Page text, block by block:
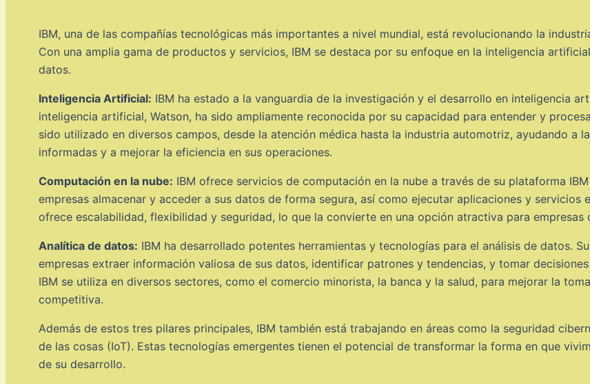
IBM, una de las compañías tecnológicas más importantes a nivel mundial, está revolucionando la
Con una amplia gama de productos y servicios, IBM se destaca por su enfoque en la inteligencia
datos.
Inteligencia Artificial: IBM ha estado a la vanguardia de la investigación y el desarrollo en inteligencia
inteligencia artificial, Watson, ha sido ampliamente reconocida por su capacidad para entender y
sido utilizado en diversos campos, desde la atención médica hasta la industria automotriz, ayudando a
informadas y a mejorar la eficiencia en sus operaciones.
Computación en la nube: IBM ofrece servicios de computación en la nube a través de su plataforma
empresas almacenar y acceder a sus datos de forma segura, así como ejecutar aplicaciones y servicios
ofrece escalabilidad, flexibilidad y seguridad, lo que la convierte en una opción atractiva para empresas
Analítica de datos: IBM ha desarrollado potentes herramientas y tecnologías para el análisis de datos.
empresas extraer información valiosa de sus datos, identificar patrones y tendencias, y tomar
IBM se utiliza en diversos sectores, como el comercio minorista, la banca y la salud, para mejorar la
competitiva.
Además de estos tres pilares principales, IBM también está trabajando en áreas como la seguridad
de las cosas (IoT). Estas tecnologías emergentes tienen el potencial de transformar la forma en que
de su desarrollo.